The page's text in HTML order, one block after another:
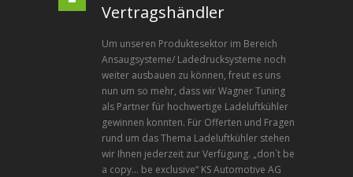
Vertragshändler
Um unseren Produktesektor im Bereich
Ansaugsysteme/ Ladedrucksysteme noch
weiter ausbauen zu können, freut es uns
nun um so mehr, dass wir Wagner Tuning
als Partner für hochwertige Ladeluftkühler
gewinnen konnten. Für Offerten und Fragen
rund um das Thema Ladeluftkühler stehen
wir Ihnen jederzeit zur Verfügung. „don`t be
a copy… be exclusive“ KS Automotive AG